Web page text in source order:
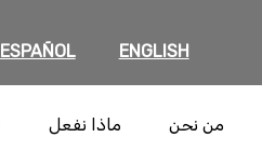
ENGLISH
ESPAÑOL
من نحن ماذا نفعل